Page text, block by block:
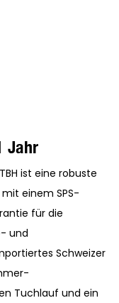
Jahr
ist eine robuste
einem SPS-
für die
und
Schweizer
Tuchlauf und ein